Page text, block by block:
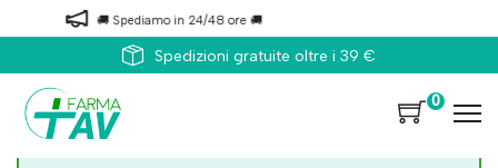
🚚 Spediamo in 24/48 ore 🚚
Spedizioni gratuite oltre i 39 €
0